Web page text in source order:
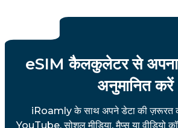
eSIM कैलकुलेटर से अपना
अनुमानित करें
iRoamly के साथ अपने डेटा की ज़रूरत
YouTube, सोशल मीडिया, मैप्स या वीडियो